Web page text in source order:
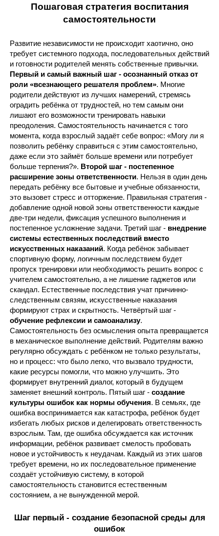
Пошаговая стратегия воспитания
самостоятельности
Развитие независимости не происходит хаотично, оно
требует системного подхода, последовательных действий
и готовности родителей менять собственные привычки.
Первый и самый важный шаг - осознанный отказ от
роли «всезнающего решателя проблем». Многие
родители действуют из лучших намерений, стремясь
оградить ребёнка от трудностей, но тем самым они
лишают его возможности тренировать навыки
преодоления. Самостоятельность начинается с того
момента, когда взрослый задаёт себе вопрос: «Могу ли я
позволить ребёнку справиться с этим самостоятельно,
даже если это займёт больше времени или потребует
больше терпения?». Второй шаг - постепенное
расширение зоны ответственности. Нельзя в один день
передать ребёнку все бытовые и учебные обязанности,
это вызовет стресс и отторжение. Правильная стратегия -
добавление одной новой зоны ответственности каждые
две-три недели, фиксация успешного выполнения и
постепенное усложнение задачи. Третий шаг - внедрение
системы естественных последствий вместо
искусственных наказаний. Когда ребёнок забывает
спортивную форму, логичным последствием будет
пропуск тренировки или необходимость решить вопрос с
учителем самостоятельно, а не лишение гаджетов или
скандал. Естественные последствия учат причинно-
следственным связям, искусственные наказания
формируют страх и скрытность. Четвёртый шаг -
обучение рефлексии и самоанализу.
Самостоятельность без осмысления опыта превращается
в механическое выполнение действий. Родителям важно
регулярно обсуждать с ребёнком не только результаты,
но и процесс: что было легко, что вызвало трудности,
какие ресурсы помогли, что можно улучшить. Это
формирует внутренний диалог, который в будущем
заменяет внешний контроль. Пятый шаг - создание
культуры ошибок как нормы обучения. В семьях, где
ошибка воспринимается как катастрофа, ребёнок будет
избегать любых рисков и делегировать ответственность
взрослым. Там, где ошибка обсуждается как источник
информации, ребёнок развивает смелость пробовать
новое и устойчивость к неудачам. Каждый из этих шагов
требует времени, но их последовательное применение
создаёт устойчивую систему, в которой
самостоятельность становится естественным
состоянием, а не вынужденной мерой.
Шаг первый - создание безопасной среды для
ошибок